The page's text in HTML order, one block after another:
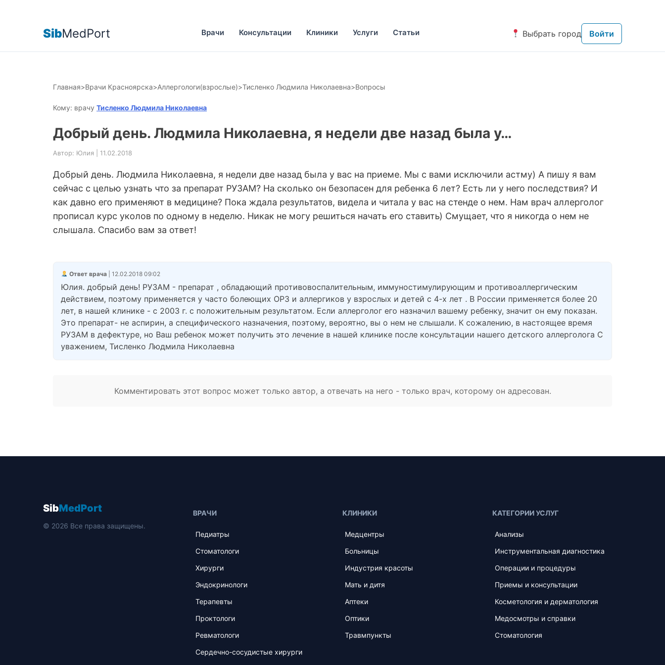
SibMedPort Врачи Консультации Клиники Услуги Статьи Выбрать город Войти
Главная>Врачи Красноярска>Аллергологи(взрослые)>Тисленко Людмила Николаевна>Вопросы
Кому: врачу Тисленко Людмила Николаевна
Добрый день. Людмила Николаевна, я недели две назад была у…
Автор: Юлия | 11.02.2018
Добрый день. Людмила Николаевна, я недели две назад была у вас на приеме. Мы с вами исключили астму) А пишу я вам
сейчас с целью узнать что за препарат РУЗАМ? На сколько он безопасен для ребенка 6 лет? Есть ли у него последствия? И
как давно его применяют в медицине? Пока ждала результатов, видела и читала у вас на стенде о нем. Нам врач аллерголог
прописал курс уколов по одному в неделю. Никак не могу решиться начать его ставить) Смущает, что я никогда о нем не
слышала. Спасибо вам за ответ!
Ответ врача| 12.02.2018 09:02
Юлия. добрый день! РУЗАМ - препарат , обладающий противовоспалительным, иммуностимулирующим и противоаллергическим
действием, поэтому применяется у часто болеющих ОРЗ и аллергиков у взрослых и детей с 4-х лет . В России применяется более 20
лет, в нашей клинике - с 2003 г. с положительным результатом. Если аллерголог его назначил вашему ребенку, значит он ему показан.
Это препарат- не аспирин, а специфического назначения, поэтому, вероятно, вы о нем не слышали. К сожалению, в настоящее время
РУЗАМ в дефектуре, но Ваш ребенок может получить это лечение в нашей клинике после консультации нашего детского аллерголога С
уважением, Тисленко Людмила Николаевна
Комментировать этот вопрос может только автор, а отвечать на него - только врач, которому он адресован.
SibMedPort
© 2026 Все права защищены.
ВРАЧИ
Педиатры
Стоматологи
Хирурги
Эндокринологи
Терапевты
Проктологи
Ревматологи
Сердечно-сосудистые хирурги
КЛИНИКИ
Медцентры
Больницы
Индустрия красоты
Мать и дитя
Аптеки
Оптики
Травмпункты
КАТЕГОРИИ УСЛУГ
Анализы
Инструментальная диагностика
Операции и процедуры
Приемы и консультации
Косметология и дерматология
Медосмотры и справки
Стоматология